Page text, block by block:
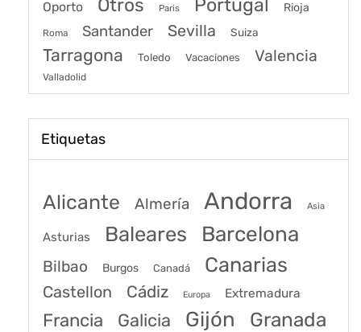
Oporto Otros Paris Portugal Rioja
Roma Santander Sevilla Suiza
Tarragona Toledo Vacaciones Valencia
Valladolid
Etiquetas
Alicante Almería Andorra Asia
Asturias Baleares Barcelona
Bilbao Burgos Canadá Canarias
Castellon Cádiz Europa Extremadura
Francia Galicia Gijón Granada